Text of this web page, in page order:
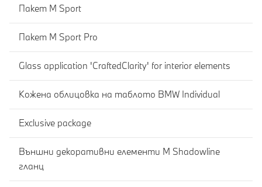
Пакет M Sport
Пакет M Sport Pro
Glass application 'CraftedClarity' for interior elements
Кожена облицовка на таблото BMW Individual
Exclusive package
Външни декоративни елементи M Shadowline
гланц